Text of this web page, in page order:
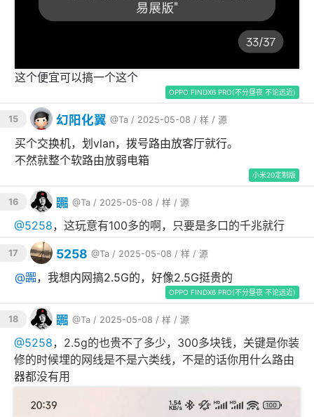
这个便宜可以搞一个这个
OPPO FINDX6 PRO(不分昼夜 不论远近)
15 幻阳化翼 @Ta / 2025-05-08 / 样 / 源
买个交换机，划vlan，拨号路由放客厅就行。
不然就整个软路由放弱电箱
小米20定制版
16 嚻 @Ta / 2025-05-08 / 样 / 源
@5258，这玩意有100多的啊，只要是多口的千兆就行
17 5258 @Ta / 2025-05-08 / 样 / 源
@嚻，我想内网搞2.5G的，好像2.5G挺贵的
OPPO FINDX6 PRO(不分昼夜 不论远近)
18 嚻 @Ta / 2025-05-08 / 样 / 源
@5258，2.5g的也贵不了多少，300多块钱，关键是你装
修的时候埋的网线是不是六类线，不是的话你用什么路由
器都没有用